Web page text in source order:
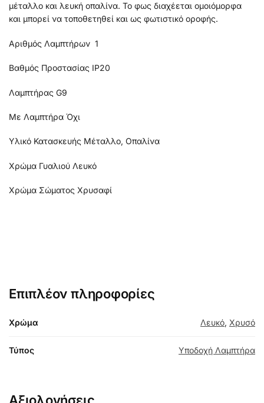
μέταλλο και λευκή οπαλίνα. Το φως διαχέεται ομοιόμορφα
και μπορεί να τοποθετηθεί και ως φωτιστικό οροφής.
Αριθμός Λαμπτήρων 1
Βαθμός Προστασίας IP20
Λαμπτήρας G9
Με Λαμπτήρα Όχι
Υλικό Κατασκευής Μέταλλο, Οπαλίνα
Χρώμα Γυαλιού Λευκό
Χρώμα Σώματος Χρυσαφί
Επιπλέον πληροφορίες
Χρώμα Λευκό, Χρυσό
Τύπος Υποδοχή Λαμπτήρα
Αξιολογήσεις